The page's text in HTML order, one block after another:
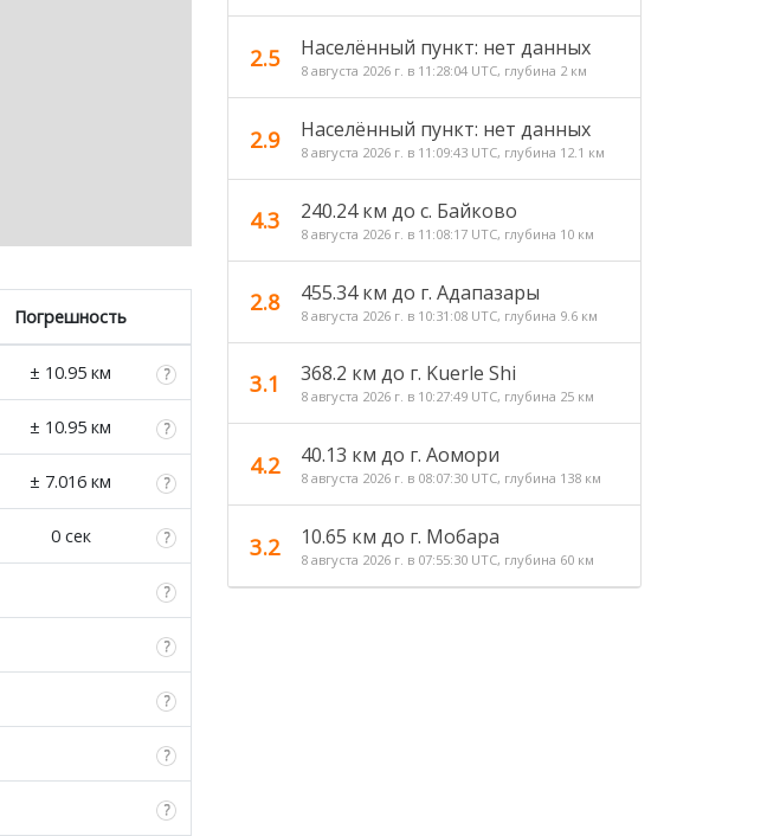
Погрешность
± 10.95 км
± 10.95 км
± 7.016 км
0 сек
2.5 Населённый пункт: нет данных
8 августа 2026 г. в 11:28:04 UTC, глубина 2 км
2.9 Населённый пункт: нет данных
8 августа 2026 г. в 11:09:43 UTC, глубина 12.1 км
4.3 240.24 км до c. Байково
8 августа 2026 г. в 11:08:17 UTC, глубина 10 км
2.8 455.34 км до г. Адапазары
8 августа 2026 г. в 10:31:08 UTC, глубина 9.6 км
3.1 368.2 км до г. Kuerle Shi
8 августа 2026 г. в 10:27:49 UTC, глубина 25 км
4.2 40.13 км до г. Аомори
8 августа 2026 г. в 08:07:30 UTC, глубина 138 км
3.2 10.65 км до г. Мобара
8 августа 2026 г. в 07:55:30 UTC, глубина 60 км